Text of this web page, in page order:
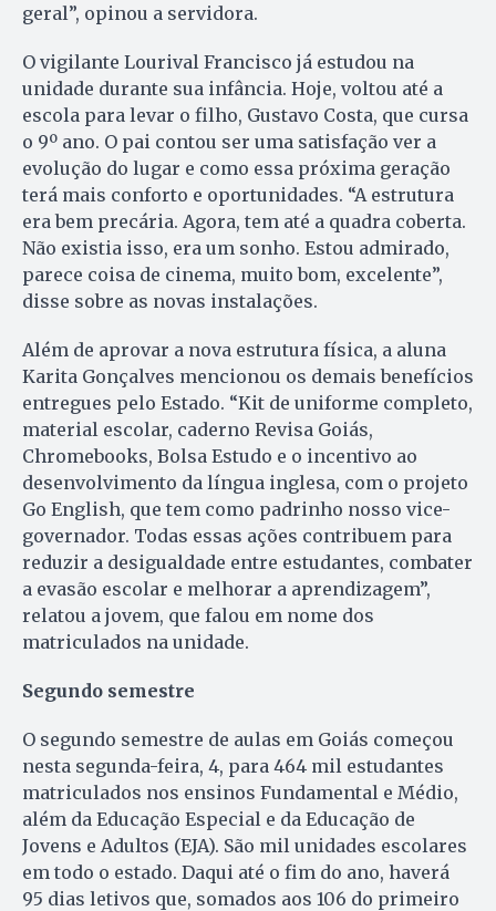
geral”, opinou a servidora.
O vigilante Lourival Francisco já estudou na
unidade durante sua infância. Hoje, voltou até a
escola para levar o filho, Gustavo Costa, que cursa
o 9º ano. O pai contou ser uma satisfação ver a
evolução do lugar e como essa próxima geração
terá mais conforto e oportunidades. “A estrutura
era bem precária. Agora, tem até a quadra coberta.
Não existia isso, era um sonho. Estou admirado,
parece coisa de cinema, muito bom, excelente”,
disse sobre as novas instalações.
Além de aprovar a nova estrutura física, a aluna
Karita Gonçalves mencionou os demais benefícios
entregues pelo Estado. “Kit de uniforme completo,
material escolar, caderno Revisa Goiás,
Chromebooks, Bolsa Estudo e o incentivo ao
desenvolvimento da língua inglesa, com o projeto
Go English, que tem como padrinho nosso vice-
governador. Todas essas ações contribuem para
reduzir a desigualdade entre estudantes, combater
a evasão escolar e melhorar a aprendizagem”,
relatou a jovem, que falou em nome dos
matriculados na unidade.
Segundo semestre
O segundo semestre de aulas em Goiás começou
nesta segunda-feira, 4, para 464 mil estudantes
matriculados nos ensinos Fundamental e Médio,
além da Educação Especial e da Educação de
Jovens e Adultos (EJA). São mil unidades escolares
em todo o estado. Daqui até o fim do ano, haverá
95 dias letivos que, somados aos 106 do primeiro